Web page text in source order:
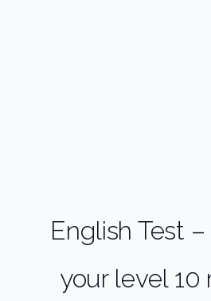
English Test
your level 10